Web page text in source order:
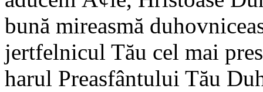
bună mireasmă
jertfelnicul Tău cel mai
harul Preasfântului Tău